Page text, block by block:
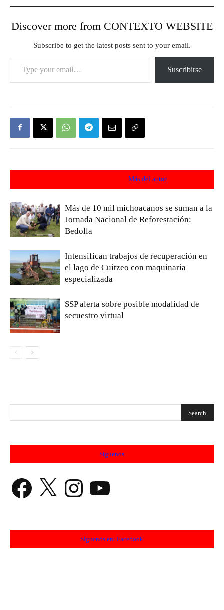
Discover more from CONTEXTO WEBSITE
Subscribe to get the latest posts sent to your email.
Type your email…
Suscribirse
Más del autor
Más de 10 mil michoacanos se suman a la
Jornada Nacional de Reforestación:
Bedolla
Intensifican trabajos de recuperación en
el lago de Cuitzeo con maquinaria
especializada
SSP alerta sobre posible modalidad de
secuestro virtual
Síguenos
Facebook X Instagram
Síguenos en: Facebook